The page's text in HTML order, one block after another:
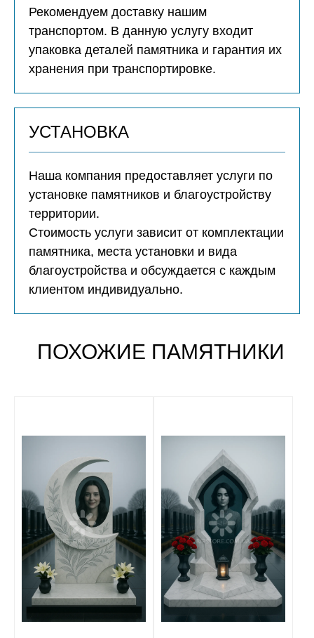
Рекомендуем доставку нашим
транспортом. В данную услугу входит
упаковка деталей памятника и гарантия их
хранения при транспортировке.
УСТАНОВКА
Наша компания предоставляет услуги по
установке памятников и благоустройству
территории.
Стоимость услуги зависит от комплектации
памятника, места установки и вида
благоустройства и обсуждается с каждым
клиентом индивидуально.
ПОХОЖИЕ ПАМЯТНИКИ